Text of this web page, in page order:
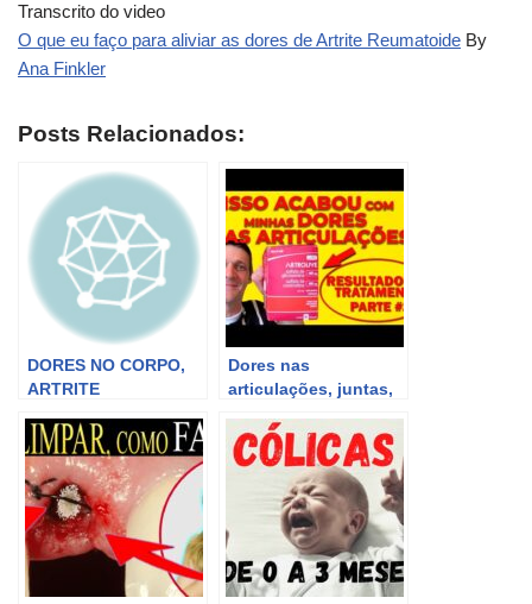
Transcrito do video
O que eu faço para aliviar as dores de Artrite Reumatoide By
Ana Finkler
Posts Relacionados:
DORES NO CORPO,
ARTRITE
,ARTROSE TEM CURA
DR LAIR RIBEIRO
Dores nas
articulações, juntas,
reumatoide
Resultado após 1 ano